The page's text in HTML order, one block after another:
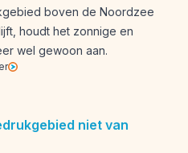
Weeruitleg
boven de Noordzee
houdt het zonnige en
wel gewoon aan.
niet van